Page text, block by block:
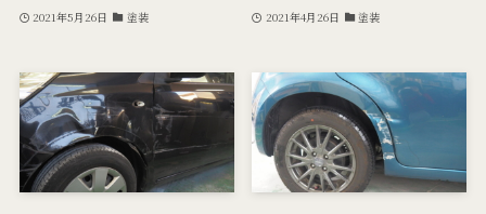
2021年5月26日 塗装 2021年4月26日 塗装